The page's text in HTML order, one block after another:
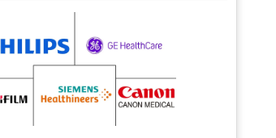
erfordert Namensnennung gemäß CC BY 4.0.